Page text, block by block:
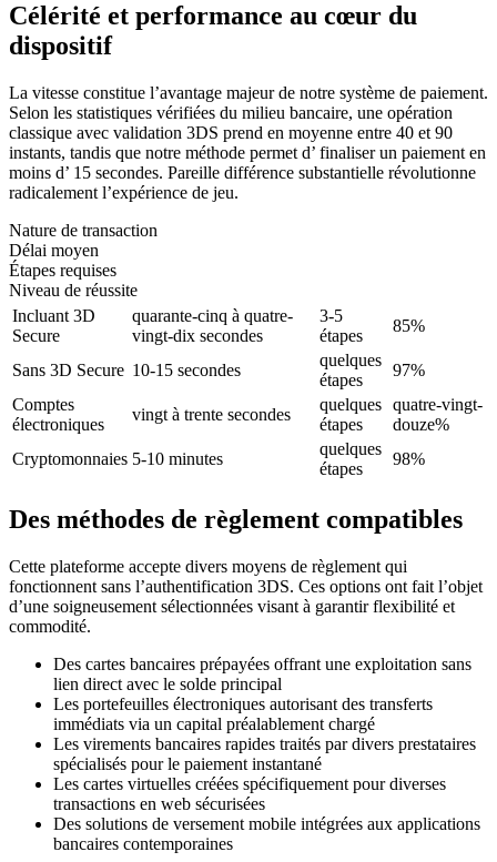
Célérité et performance au cœur du
dispositif
La vitesse constitue l’avantage majeur de notre système de paiement.
Selon les statistiques vérifiées du milieu bancaire, une opération
classique avec validation 3DS prend en moyenne entre 40 et 90
instants, tandis que notre méthode permet d’ finaliser un paiement en
moins d’ 15 secondes. Pareille différence substantielle révolutionne
radicalement l’expérience de jeu.
Nature de transaction
Délai moyen
Étapes requises
Niveau de réussite
Incluant 3D
Secure
quarante-cinq à quatre-
vingt-dix secondes
3-5
étapes
85%
Sans 3D Secure 10-15 secondes
quelques
étapes
97%
Comptes
électroniques
vingt à trente secondes
quelques
étapes
quatre-vingt-
douze%
Cryptomonnaies 5-10 minutes
quelques
étapes
98%
Des méthodes de règlement compatibles
Cette plateforme accepte divers moyens de règlement qui
fonctionnent sans l’authentification 3DS. Ces options ont fait l’objet
d’une soigneusement sélectionnées visant à garantir flexibilité et
commodité.
Des cartes bancaires prépayées offrant une exploitation sans
lien direct avec le solde principal
Les portefeuilles électroniques autorisant des transferts
immédiats via un capital préalablement chargé
Les virements bancaires rapides traités par divers prestataires
spécialisés pour le paiement instantané
Les cartes virtuelles créées spécifiquement pour diverses
transactions en web sécurisées
Des solutions de versement mobile intégrées aux applications
bancaires contemporaines